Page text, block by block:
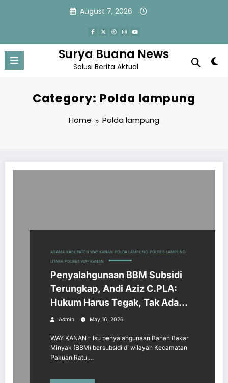
August 7, 2026
Surya Buana News
Solusi Berita Aktual
Category: Polda lampung
Home Polda lampung
AGAMA KABUPATEN WAY KANAN POLDA LAMPUNG POLRES LAMPUNG
UTARA POLRES WAY KANAN
Penyalahgunaan BBM Subsidi
Terungkap, Andi Aziz C.PLA:
Hukum Harus Tegak, Tak Ada
Ruang Bagi Mafia!
Admin May 16, 2026
WAY KANAN – Isu penyalahgunaan Bahan Bakar
Minyak (BBM) bersubsidi di wilayah Kecamatan
Pakuan Ratu,…